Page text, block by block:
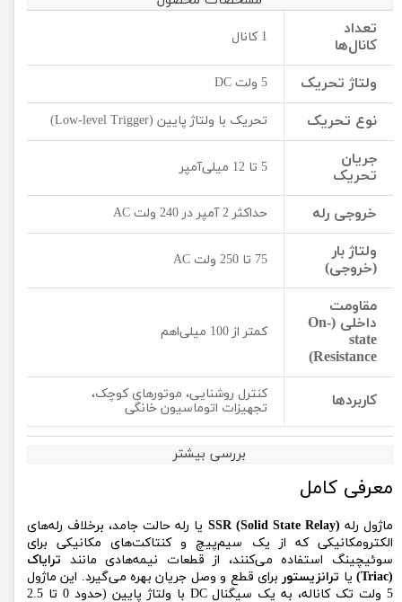
تعداد
کانال‌ها
1 کانال
ولتاژ تحریک 5 ولت DC
نوع تحریک تحریک با ولتاژ پایین (Low-level Trigger)
جریان
تحریک
5 تا 12 میلی‌آمپر
خروجی رله حداکثر 2 آمپر در 240 ولت AC
ولتاژ بار
(خروجی)
75 تا 250 ولت AC
مقاومت
داخلی (On-
state
Resistance)
کمتر از 100 میلی‌اهم
کاربردها
کنترل روشنایی، موتورهای کوچک،
تجهیزات اتوماسیون خانگی
بررسی بیشتر
معرفی کامل
ماژول رله SSR (Solid State Relay) یا رله حالت جامد، برخلاف رله‌های
الکترومکانیکی که از یک سیم‌پیچ و کنتاکت‌های مکانیکی برای
سوئیچینگ استفاده می‌کنند، از قطعات نیمه‌هادی مانند ترایاک
(Triac)
یا ترانزیستور برای قطع و وصل جریان بهره می‌گیرد. این ماژول
5 ولت تک کاناله، به یک سیگنال DC با ولتاژ پایین (حدود 0 تا 2.5